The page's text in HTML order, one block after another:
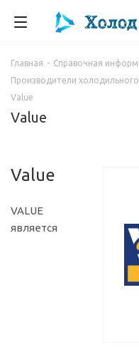
Главная - Справочная
Производители
Value
Value
Value
VALUE
является